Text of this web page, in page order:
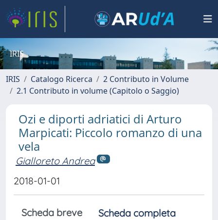
IRIS
IRIS Catalogo Ricerca
2 Contributo in Volume
2.1 Contributo in volume (Capitolo o Saggio)
Ozi e diporti adriatici di Arturo
Marpicati: Piccolo romanzo di una
vela
Gialloreto Andrea
2018-01-01
Scheda breve
Scheda completa